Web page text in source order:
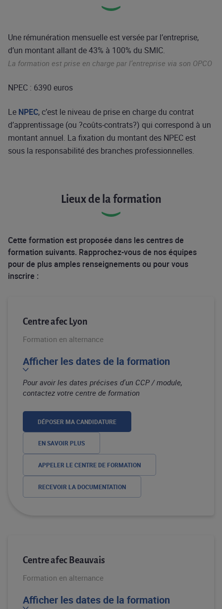
Une rémunération mensuelle est versée par l’entreprise,
d’un montant allant de 43% à 100% du SMIC.
La formation est prise en charge par l’entreprise via son OPCO
NPEC : 6390 euros
Le NPEC, c’est le niveau de prise en charge du contrat
d’apprentissage (ou ?coûts-contrats?) qui correspond à un
montant annuel. La fixation du montant des NPEC est
sous la responsabilité des branches professionnelles.
Lieux de la formation
Cette formation est proposée dans les centres de
formation suivants. Rapprochez-vous de nos équipes
pour de plus amples renseignements ou pour vous
inscrire :
Centre afec Lyon
Formation en alternance
Afficher les dates de la formation
Pour avoir les dates précises d'un CCP / module,
contactez votre centre de formation
DÉPOSER MA CANDIDATURE
EN SAVOIR PLUS
APPELER LE CENTRE DE FORMATION
RECEVOIR LA DOCUMENTATION
Centre afec Beauvais
Formation en alternance
Afficher les dates de la formation